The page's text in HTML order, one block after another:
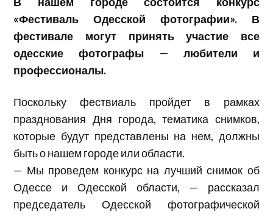
«Фестиваль Одесской фотографии». В
фестивале
могут принять участие все
одесские
фотографы — любители и
профессионалы.
Поскольку фествиаль пройдет в рамках
празднования Дня города,тематика снимков,
которые будут представлены на нем, должны
бытьонашемгородеилиобласти.
— Мы проведем конкурс на лучший снимок об
Одессе иОдесской области, — рассказал
председатель
Одесской
фотографической